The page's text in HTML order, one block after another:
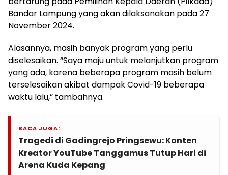
Bandar Lampung yang akan dilaksanakan pada 27
November 2024.
Alasannya, masih banyak program yang perlu
diselesaikan. “Saya maju untuk melanjutkan program
yang ada, karena beberapa program masih belum
terselesaikan akibat dampak Covid-19 beberapa
waktu lalu,” tambahnya.
BACA JUGA:
Tragedi di Gadingrejo Pringsewu: Konten
Kreator YouTube Tanggamus Tutup Hari di
Arena Kuda Kepang